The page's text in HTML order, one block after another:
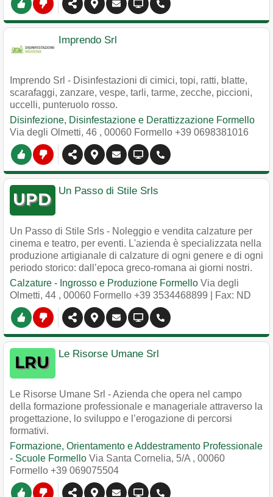
Imprendo Srl
Imprendo Srl - Disinfestazioni di cimici, topi, ratti, blatte,
scarafaggi, zanzare, vespe, tarli, tarme, zecche, piccioni,
uccelli, punteruolo rosso.
Disinfezione, Disinfestazione e Derattizzazione Formello
Via degli Olmetti, 46 , 00060 Formello +39 0698381016
Un Passo di Stile Srls
Un Passo di Stile Srls - Noleggio e vendita calzature per
cinema e teatro, per eventi. L'azienda è specializzata nella
produzione artigianale di calzature di ogni genere e di ogni
periodo storico: dall’epoca greco-romana ai giorni nostri.
Calzature - Ingrosso e Produzione Formello Via degli
Olmetti, 44 , 00060 Formello +39 3534468899 | Fax: ND
Le Risorse Umane Srl
Le Risorse Umane Srl - Azienda che opera nel campo
della formazione professionale e manageriale attraverso la
progettazione, lo sviluppo e l’erogazione di percorsi
formativi.
Formazione, Orientamento e Addestramento Professionale
- Scuole Formello Via Santa Cornelia, 5/A , 00060
Formello +39 069075504